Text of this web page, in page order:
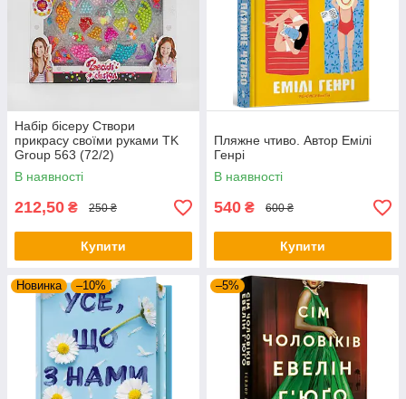
Набір бісеру Створи
прикрасу своїми руками TK
Group 563 (72/2)
В наявності
212,50 ₴ 250 ₴
Купити
Пляжне чтиво. Автор Емілі
Генрі
В наявності
540 ₴ 600 ₴
Купити
Новинка –10% –5%